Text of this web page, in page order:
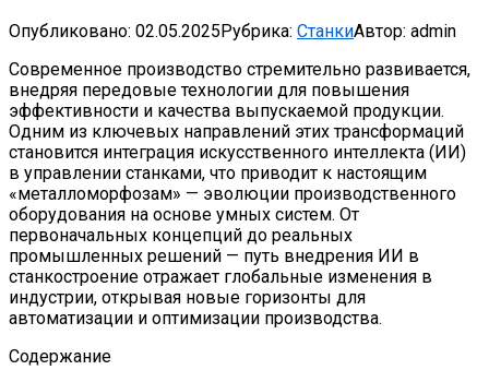
Опубликовано: 02.05.2025Рубрика: СтанкиАвтор: admin
Современное производство стремительно развивается,
внедряя передовые технологии для повышения
эффективности и качества выпускаемой продукции.
Одним из ключевых направлений этих трансформаций
становится интеграция искусственного интеллекта (ИИ)
в управлении станками, что приводит к настоящим
«металломорфозам» — эволюции производственного
оборудования на основе умных систем. От
первоначальных концепций до реальных
промышленных решений — путь внедрения ИИ в
станкостроение отражает глобальные изменения в
индустрии, открывая новые горизонты для
автоматизации и оптимизации производства.
Содержание